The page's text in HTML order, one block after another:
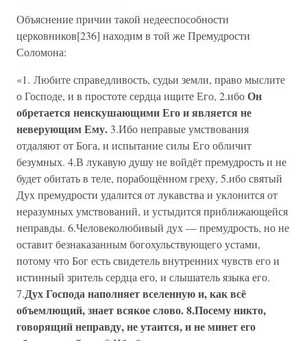
Объяснение причин такой недееспособности
церковников[236] находим в той же Премудрости
Соломона:
«1. Любите справедливость, судьи земли, право мыслите
о Господе, и в простоте сердца ищите Его, 2.ибоОн
обретается неискушающими Его и является не
неверующим Ему. 3.Ибо неправые умствования
отдаляют от Бога, и испытание силы Его обличит
безумных. 4.В лукавую душу не войдёт премудрость и не
будет обитать в теле, порабощённом греху, 5.ибо святый
Дух премудрости удалится от лукавства и уклонится от
неразумных умствований, и устыдится приближающейся
неправды. 6.Человеколюбивый дух — премудрость, но не
оставит безнаказанным богохульствующего устами,
потому что Бог есть свидетель внутренних чувств его и
истинный зритель сердца его, и слышатель языка его.
7.Дух Господа наполняет вселенную и, как всё
объемлющий, знает всякое слово. 8.Посему никто,
говорящий неправду, не утаится, и не минет его